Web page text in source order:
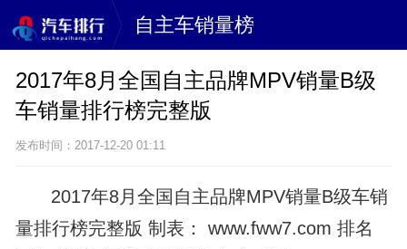
自主车销量榜
2017年8月全国自主品牌MPV销量B级
车销量排行榜完整版
发布时间：2017-12-20 01:11
2017年8月全国自主品牌MPV销量B级车销
量排行榜完整版 制表： www.fww7.com 排名